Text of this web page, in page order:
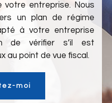
votre entreprise. Nous
un plan de régime
à votre entreprise
de vérifier s’il est
au point de vue fiscal.
moi